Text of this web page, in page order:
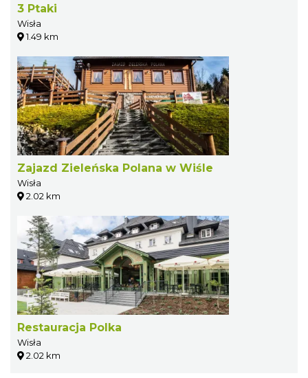
3 Ptaki
Wisła
1.49 km
Zajazd Zieleńska Polana w Wiśle
Wisła
2.02 km
Restauracja Polka
Wisła
2.02 km